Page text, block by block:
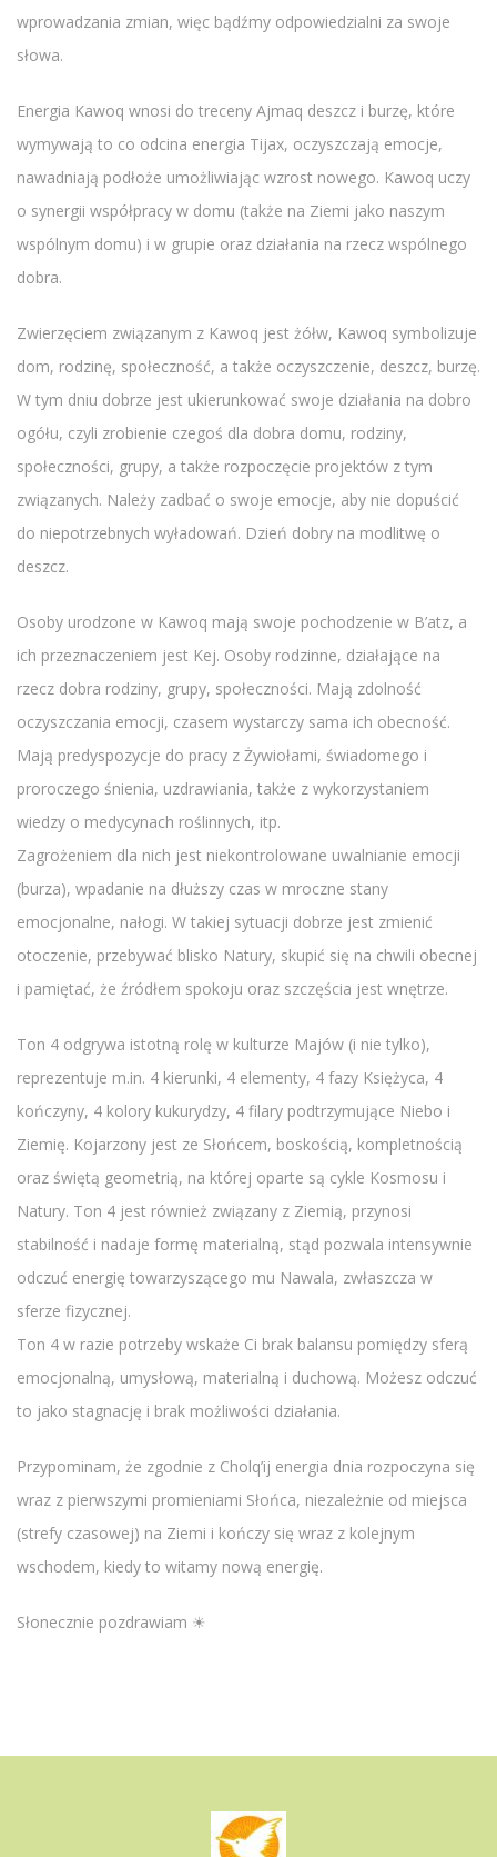
wprowadzania zmian, więc bądźmy odpowiedzialni za swoje
słowa.
Energia Kawoq wnosi do treceny Ajmaq deszcz i burzę, które
wymywają to co odcina energia Tijax, oczyszczają emocje,
nawadniają podłoże umożliwiając wzrost nowego. Kawoq uczy
o synergii współpracy w domu (także na Ziemi jako naszym
wspólnym domu) i w grupie oraz działania na rzecz wspólnego
dobra.
Zwierzęciem związanym z Kawoq jest żółw, Kawoq symbolizuje
dom, rodzinę, społeczność, a także oczyszczenie, deszcz, burzę.
W tym dniu dobrze jest ukierunkować swoje działania na dobro
ogółu, czyli zrobienie czegoś dla dobra domu, rodziny,
społeczności, grupy, a także rozpoczęcie projektów z tym
związanych. Należy zadbać o swoje emocje, aby nie dopuścić
do niepotrzebnych wyładowań. Dzień dobry na modlitwę o
deszcz.
Osoby urodzone w Kawoq mają swoje pochodzenie w B’atz, a
ich przeznaczeniem jest Kej. Osoby rodzinne, działające na
rzecz dobra rodziny, grupy, społeczności. Mają zdolność
oczyszczania emocji, czasem wystarczy sama ich obecność.
Mają predyspozycje do pracy z Żywiołami, świadomego i
proroczego śnienia, uzdrawiania, także z wykorzystaniem
wiedzy o medycynach roślinnych, itp.
Zagrożeniem dla nich jest niekontrolowane uwalnianie emocji
(burza), wpadanie na dłuższy czas w mroczne stany
emocjonalne, nałogi. W takiej sytuacji dobrze jest zmienić
otoczenie, przebywać blisko Natury, skupić się na chwili obecnej
i pamiętać, że źródłem spokoju oraz szczęścia jest wnętrze.
Ton 4 odgrywa istotną rolę w kulturze Majów (i nie tylko),
reprezentuje m.in. 4 kierunki, 4 elementy, 4 fazy Księżyca, 4
kończyny, 4 kolory kukurydzy, 4 filary podtrzymujące Niebo i
Ziemię. Kojarzony jest ze Słońcem, boskością, kompletnością
oraz świętą geometrią, na której oparte są cykle Kosmosu i
Natury. Ton 4 jest również związany z Ziemią, przynosi
stabilność i nadaje formę materialną, stąd pozwala intensywnie
odczuć energię towarzyszącego mu Nawala, zwłaszcza w
sferze fizycznej.
Ton 4 w razie potrzeby wskaże Ci brak balansu pomiędzy sferą
emocjonalną, umysłową, materialną i duchową. Możesz odczuć
to jako stagnację i brak możliwości działania.
Przypominam, że zgodnie z Cholq’ij energia dnia rozpoczyna się
wraz z pierwszymi promieniami Słońca, niezależnie od miejsca
(strefy czasowej) na Ziemi i kończy się wraz z kolejnym
wschodem, kiedy to witamy nową energię.
Słonecznie pozdrawiam ☀